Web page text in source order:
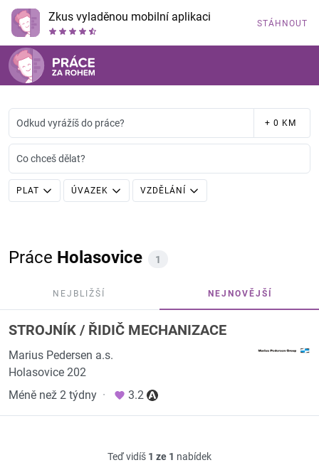
Zkus vyladěnou mobilní aplikaci STÁHNOUT
Odkud vyrážíš do práce? + 0 KM
Co chceš dělat?
PLAT ÚVAZEK VZDĚLÁNÍ
Práce Holasovice 1
NEJBLIŽŠÍ NEJNOVĚJŠÍ
STROJNÍK / ŘIDIČ MECHANIZACE
Marius Pedersen a.s.
Holasovice 202
Méně než 2 týdny · 3.2
Teď vidíš 1 ze 1 nabídek